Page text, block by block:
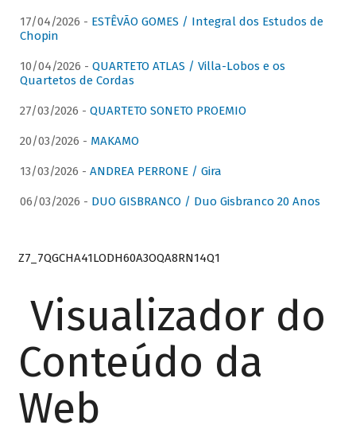
17/04/2026 - ESTÊVÃO GOMES / Integral dos Estudos de
Chopin
10/04/2026 - QUARTETO ATLAS / Villa-Lobos e os
Quartetos de Cordas
27/03/2026 - QUARTETO SONETO PROEMIO
20/03/2026 - MAKAMO
13/03/2026 - ANDREA PERRONE / Gira
06/03/2026 - DUO GISBRANCO / Duo Gisbranco 20 Anos
Z7_7QGCHA41LODH60A3OQA8RN14Q1
Visualizador do
Conteúdo da
Web